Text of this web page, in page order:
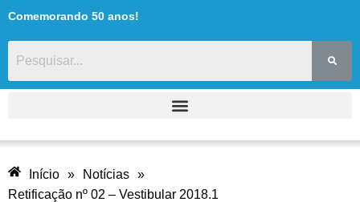
Comemorando 50 anos!
Início » Notícias »
Retificação nº 02 – Vestibular 2018.1